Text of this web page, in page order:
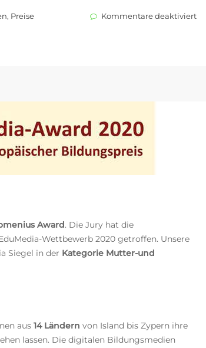
, Preise Kommentare deaktiviertfür
Award. Die Jury hat die
Wettbewerb 2020 getroffen. Unsere
Siegel in der Kategorie Mutter-und
aus 14 Ländern von Island bis Zypern ihre
lassen. Die digitalen Bildungsmedien